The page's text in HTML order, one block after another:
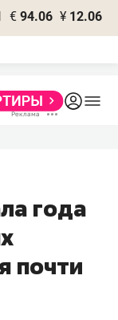
€ 94.06 ¥ 12.06
года
почти